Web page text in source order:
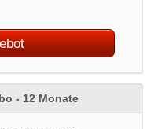
- 12 Monate